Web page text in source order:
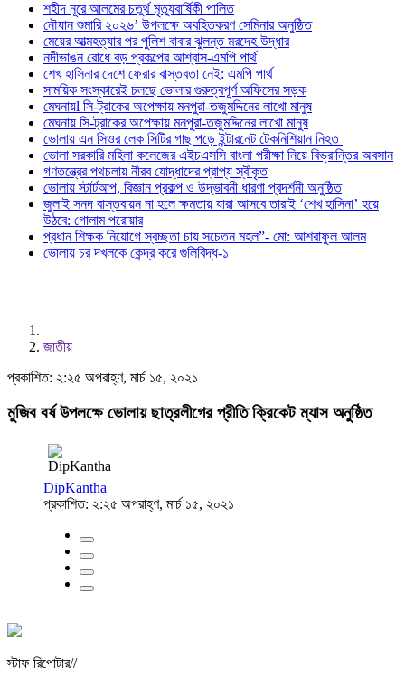
শহীদ নূরে আলমের চতুর্থ মৃত্যুবার্ষিকী পালিত
নৌযান শুমারি ২০২৬’ উপলক্ষে অবহিতকরণ সেমিনার অনুষ্ঠিত
মেয়ের আত্মহত্যার পর পুলিশ বাবার ঝুলন্ত মরদেহ উদ্ধার
নদীভাঙন রোধে বড় প্রকল্পের আশ্বাস-এমপি পার্থ
শেখ হাসিনার দেশে ফেরার বাস্তবতা নেই: এমপি পার্থ
সাময়িক সংস্কারেই চলছে ভোলার গুরুত্বপূর্ণ অফিসের সড়ক
মেঘনায়l সি-ট্রাকের অপেক্ষায় মনপুরা-তজুমদ্দিনের লাখো মানুষ
মেঘনায় সি-ট্রাকের অপেক্ষায় মনপুরা-তজুমদ্দিনের লাখো মানুষ
ভোলায় এন সিওর লেক সিটির গাছ পড়ে ইন্টারনেট টেকনিশিয়ান নিহত
ভোলা সরকারি মহিলা কলেজের এইচএসসি বাংলা পরীক্ষা নিয়ে বিভ্রান্তির অবসান
গণতন্ত্রের পথচলায় নীরব যোদ্ধাদের প্রাপ্য স্বীকৃত
ভোলায় স্টার্টআপ, বিজ্ঞান প্রকল্প ও উদ্ভাবনী ধারণা প্রদর্শনী অনুষ্ঠিত
জুলাই সনদ বাস্তবায়ন না হলে ক্ষমতায় যারা আসবে তারাই ‘শেখ হাসিনা’ হয়ে
উঠবে: গোলাম পরোয়ার
প্রধান শিক্ষক নিয়োগে স্বচ্ছতা চায় সচেতন মহল”- মো: আশরাফুল আলম
ভোলায় চর দখলকে কেন্দ্র করে গুলিবিদ্ধ-১
জাতীয়
প্রকাশিত: ২:২৫ অপরাহ্ণ, মার্চ ১৫, ২০২১
মুজিব বর্ষ উপলক্ষে ভোলায় ছাত্রলীগের প্রীতি ক্রিকেট ম্যাস অনুষ্ঠিত
DipKantha
প্রকাশিত: ২:২৫ অপরাহ্ণ, মার্চ ১৫, ২০২১
স্টাফ রিপোটার//